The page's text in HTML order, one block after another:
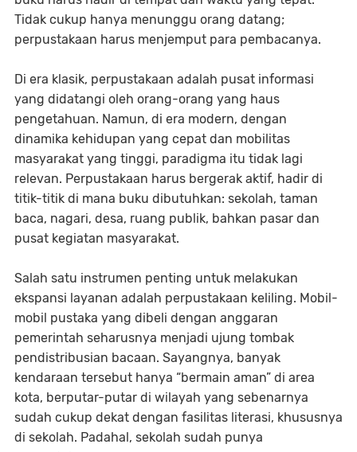
Tidak cukup hanya menunggu orang datang;
perpustakaan harus menjemput para pembacanya.
Di era klasik, perpustakaan adalah pusat informasi
yang didatangi oleh orang-orang yang haus
pengetahuan. Namun, di era modern, dengan
dinamika kehidupan yang cepat dan mobilitas
masyarakat yang tinggi, paradigma itu tidak lagi
relevan. Perpustakaan harus bergerak aktif, hadir di
titik-titik di mana buku dibutuhkan: sekolah, taman
baca, nagari, desa, ruang publik, bahkan pasar dan
pusat kegiatan masyarakat.
Salah satu instrumen penting untuk melakukan
ekspansi layanan adalah perpustakaan keliling. Mobil-
mobil pustaka yang dibeli dengan anggaran
pemerintah seharusnya menjadi ujung tombak
pendistribusian bacaan. Sayangnya, banyak
kendaraan tersebut hanya “bermain aman” di area
kota, berputar-putar di wilayah yang sebenarnya
sudah cukup dekat dengan fasilitas literasi, khususnya
di sekolah. Padahal, sekolah sudah punya